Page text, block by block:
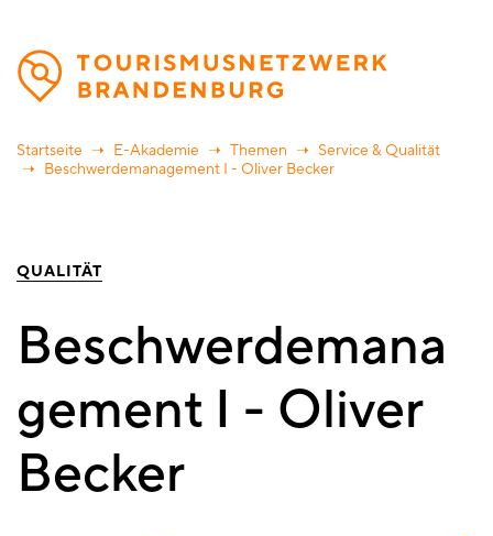
Direkt
zum
Inhalt
Startseite E-Akademie Themen
Service & Qualität
Beschwerdemanagement I - Oliver Becker
QUALITÄT
Beschwerdemana
gement I - Oliver
Becker